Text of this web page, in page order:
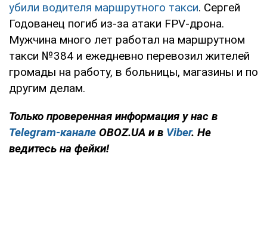
убили водителя маршрутного такси. Сергей
Годованец погиб из-за атаки FPV-дрона.
Мужчина много лет работал на маршрутном
такси №384 и ежедневно перевозил жителей
громады на работу, в больницы, магазины и по
другим делам.
Только проверенная информация у нас в
Telegram-канале OBOZ.UA и в Viber. Не
ведитесь на фейки!